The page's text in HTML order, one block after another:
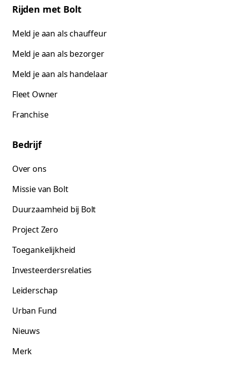
Rijden met Bolt
Meld je aan als chauffeur
Meld je aan als bezorger
Meld je aan als handelaar
Fleet Owner
Franchise
Bedrijf
Over ons
Missie van Bolt
Duurzaamheid bij Bolt
Project Zero
Toegankelijkheid
Investeerdersrelaties
Leiderschap
Urban Fund
Nieuws
Merk